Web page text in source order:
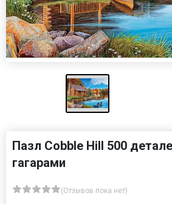
Пазл Cobble Hill 500
гагарами
(Отзывов пока нет)